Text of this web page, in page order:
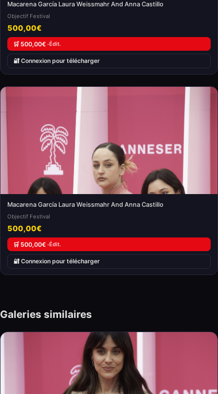
Macarena García Laura Weissmahr And Anna Castillo
Objectif Festival
500,00€
🛒 500,00€ ·Édit.
🔐 Connexion pour télécharger
Macarena García Laura Weissmahr And Anna Castillo
Objectif Festival
500,00€
🛒 500,00€ ·Édit.
🔐 Connexion pour télécharger
Galeries similaires